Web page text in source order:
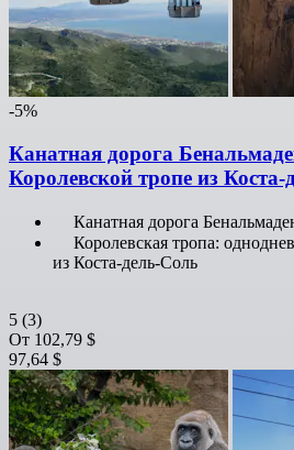
-5%
Канатная дорога
Королевской тропе из
Канатная дорога
Королевская тропа:
из Коста-дель-Соль
5 (3)
От 102,79 $
97,64 $